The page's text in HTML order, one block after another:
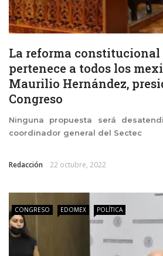
La reforma constitucional
pertenece a todos los
Maurilio Hernández,
Congreso
Ninguna propuesta será
coordinador general del Sectec
Redacción 22 octubre, 2022
CONGRESO EDOMEX POLÍTICA